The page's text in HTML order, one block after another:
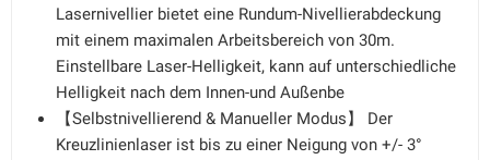
Lasernivellier bietet eine Rundum-Nivellierabdeckung
mit einem maximalen Arbeitsbereich von 30m.
Einstellbare Laser-Helligkeit, kann auf unterschiedliche
Helligkeit nach dem Innen-und Außenbe
【Selbstnivellierend & Manueller Modus】 Der
Kreuzlinienlaser ist bis zu einer Neigung von +/- 3°